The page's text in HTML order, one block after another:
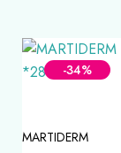
-34%
MARTIDERM